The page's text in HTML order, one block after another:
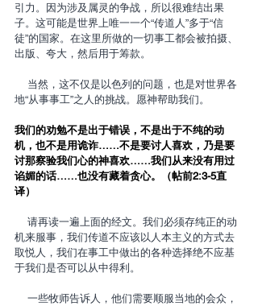
引力。因为涉及属灵的争战，所以很难结出果
子。这可能是世界上唯一一个“传道人”多于“信
徒”的国家。在这里所做的一切事工都会被拍摄、
出版、夸大，然后用于筹款。
地“从事事工”之人的挑战。愿神帮助我们。
我们的劝勉不是出于错误，不是出于不纯的动
机，也不是用诡诈……不是要讨人喜欢，乃是要
讨那察验我们心的神喜欢……我们从来没有用过
谄媚的话……也没有藏着贪心。（帖前2:3-5直
译）
机来服事，我们传道不应该以人本主义的方式去
取悦人，我们在事工中做出的各种选择绝不应基
于我们是否可以从中得利。